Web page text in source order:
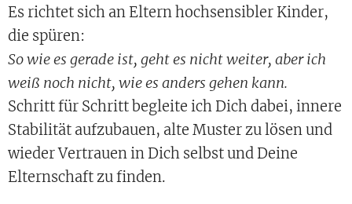
Es richtet sich an Eltern hochsensibler Kinder,
die spüren:
So wie es gerade ist, geht es nicht weiter, aber ich
weiß noch nicht, wie es anders gehen kann.
Schritt für Schritt begleite ich Dich dabei, innere
Stabilität aufzubauen, alte Muster zu lösen und
wieder Vertrauen in Dich selbst und Deine
Elternschaft zu finden.